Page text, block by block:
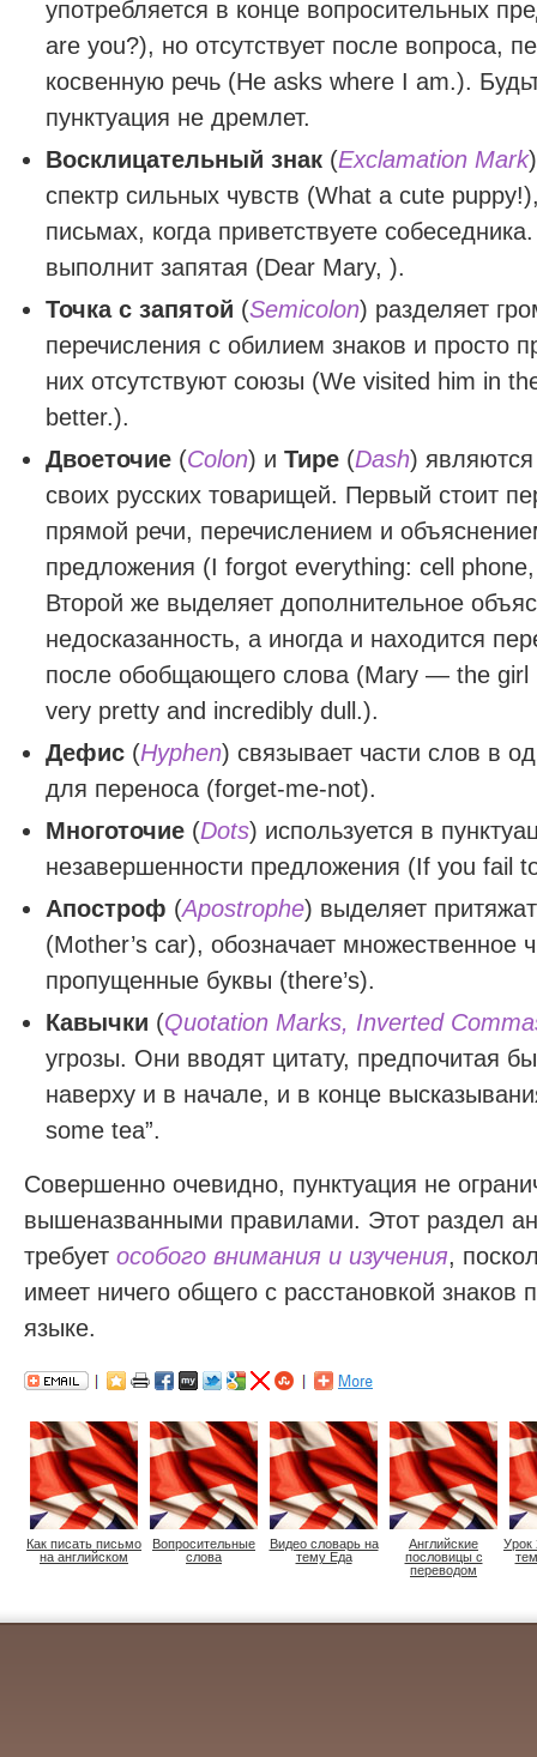
употребляется в конце вопросительных
are you?), но отсутствует после вопроса,
косвенную речь (He asks where I am.).
пунктуация не дремлет.
Восклицательный знак (Exclamation Mark
спектр сильных чувств (What a cute
письмах, когда приветствуете
выполнит запятая (Dear Mary, ).
Точка с запятой (Semicolon) разделяет
перечисления с обилием знаков и просто
них отсутствуют союзы (We visited him in
better.).
Двоеточие (Colon) и Тире (Dash)
своих русских товарищей. Первый стоит
прямой речи, перечислением и
предложения (I forgot everything: cell
Второй же выделяет дополнительное
недосказанность, а иногда и находится
после обобщающего слова (Mary — the
very pretty and incredibly dull.).
Дефис (Hyphen) связывает части слов в
для переноса (forget-me-not).
Многоточие (Dots) используется в
незавершенности предложения (If you fail
Апостроф (Apostrophe) выделяет
(Mother’s car), обозначает множественное
пропущенные буквы (there’s).
Кавычки (Quotation Marks, Inverted
угрозы. Они вводят цитату, предпочитая
наверху и в начале, и в конце
some tea”.
Совершенно очевидно, пунктуация не
вышеназванными правилами. Этот раздел
требует особого внимания и изучения,
имеет ничего общего с расстановкой знаков
языке.
Как писать письмо
на английском
Вопросительные
слова
Видео словарь на
тему Еда
Английские
пословицы с
переводом
Урок